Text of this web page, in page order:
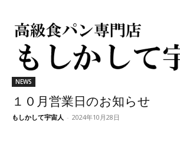
NEWS
１０月営業日のお知らせ
もしかして宇宙人 - 2024年10月28日